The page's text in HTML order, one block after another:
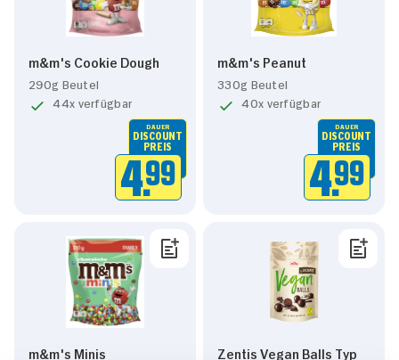
m&m's Cookie Dough
290g Beutel
44x verfügbar
DAUER
DISCOUNT
PREIS
4.99
m&m's Peanut
330g Beutel
40x verfügbar
DAUER
DISCOUNT
PREIS
4.99
m&m's Minis Zentis Vegan Balls Typ